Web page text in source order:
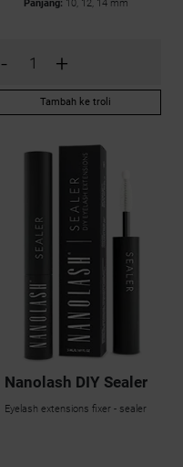
Panjang: 10, 12, 14 mm
- +
Tambah ke troli
Nanolash DIY Sealer
Eyelash extensions fixer - sealer